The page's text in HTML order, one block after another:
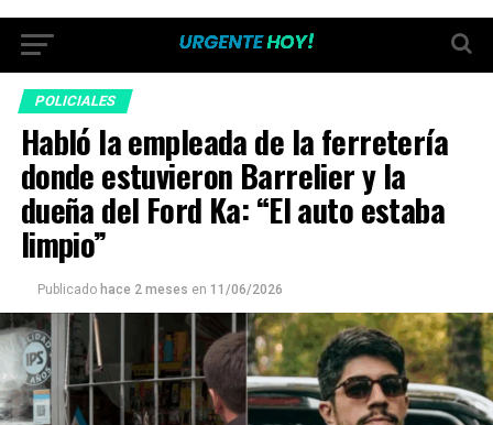
POLICIALES
Habló la empleada de la ferretería
donde estuvieron Barrelier y la
dueña del Ford Ka: “El auto estaba
limpio”
Publicado hace 2 meses en 11/06/2026